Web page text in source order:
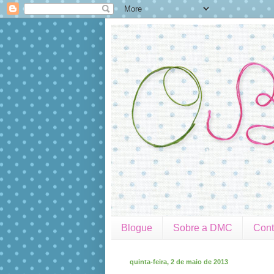
Blogue Sobre a DMC
quinta-feira, 2 de maio de 2013